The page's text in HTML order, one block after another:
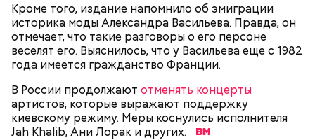
Кроме того, издание напомнило об эмиграции
историка моды Александра Васильева. Правда, он
отмечает, что такие разговоры о его персоне
веселят его. Выяснилось, что у Васильева еще с 1982
года имеется гражданство Франции.
В России продолжают отменять концерты
артистов, которые выражают поддержку
киевскому режиму. Меры коснулись исполнителя
Jah Khalib, Ани Лорак и других.